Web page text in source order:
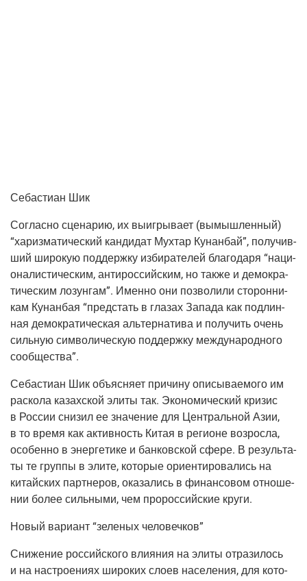
Себасти­ан Шик
Соглас­но сце­на­рию, их выиг­ры­ва­ет (вымыш­лен­ный)
“хариз­ма­ти­че­ский кан­ди­дат Мух­тар Кунан­бай”, полу­чив­
ший широ­кую под­держ­ку изби­ра­те­лей бла­го­да­ря “наци­
о­на­ли­сти­че­ским, анти­рос­сий­ским, но так­же и демо­кра­
ти­че­ским лозун­гам”. Имен­но они поз­во­ли­ли сто­рон­ни­
кам Кунан­бая “пред­стать в гла­зах Запа­да как под­лин­
ная демо­кра­ти­че­ская аль­тер­на­ти­ва и полу­чить очень
силь­ную сим­во­ли­че­скую под­держ­ку меж­ду­на­род­но­го
сообщества”.
Себасти­ан Шик объ­яс­ня­ет при­чи­ну опи­сы­ва­е­мо­го им
рас­ко­ла казах­ской эли­ты так. Эко­но­ми­че­ский кри­зис
в Рос­сии сни­зил ее зна­че­ние для Цен­траль­ной Азии,
в то вре­мя как актив­ность Китая в реги­оне воз­рос­ла,
осо­бен­но в энер­ге­ти­ке и бан­ков­ской сфе­ре. В резуль­та­
ты те груп­пы в эли­те, кото­рые ори­ен­ти­ро­ва­лись на
китай­ских парт­не­ров, ока­за­лись в финан­со­вом отно­ше­
нии более силь­ны­ми, чем про­рос­сий­ские круги.
Новый вари­ант “зеле­ных человечков”
Сни­же­ние рос­сий­ско­го вли­я­ния на эли­ты отра­зи­лось
и на настро­е­ни­ях широ­ких сло­ев насе­ле­ния, для кото­